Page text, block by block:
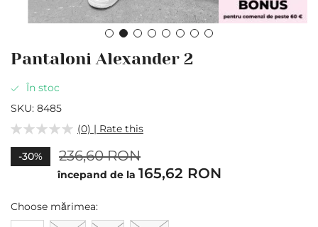
to
beginning
of
the
images
gallery
Pantaloni Alexander 2
În stoc
SKU 8485
(0) | Rate this
-30%
începand de la 165,62 RON
236,60 RON
Choose mărimea